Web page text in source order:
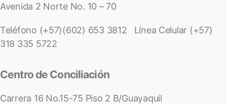
Avenida 2 Norte No. 10 – 70
Teléfono (+57)(602) 653 3812 Línea Celular (+57)
318 335 5722
Centro de Conciliación
Carrera 16 No.15-75 Piso 2 B/Guayaquil